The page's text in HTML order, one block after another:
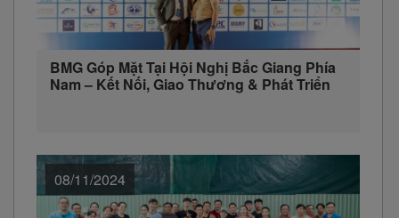
BMG Góp Mặt Tại Hội Nghị Bắc Giang Phía
Nam – Kết Nối, Giao Thương & Phát Triển
08/11/2024